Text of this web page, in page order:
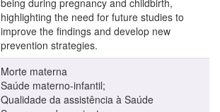
highlighting the need for future studies to
improve the findings and develop new
prevention strategies.
Morte materna
Saúde materno-infantil;
Qualidade da assistência à Saúde